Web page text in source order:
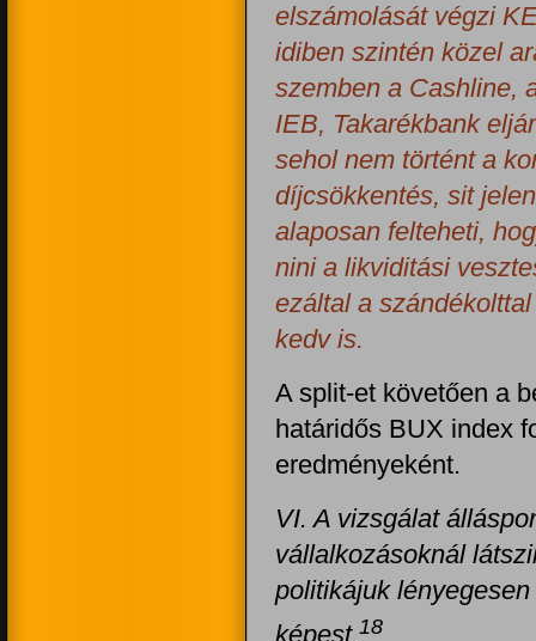
elszámolását végzi
idiben szintén közel
szemben a Cashline,
IEB, Takarékbank
sehol nem történt a
díjcsökkentés, sit
alaposan felteheti,
nini a likviditási
ezáltal a
kedv is.
A split-et követően a
határidős BUX index
eredményeként.
VI. A vizsgálat
vállalkozásoknál
politikájuk
képest.18